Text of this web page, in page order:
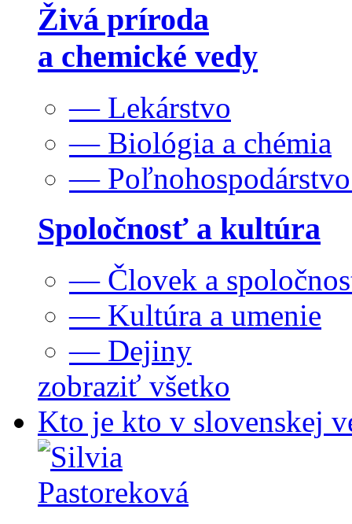
Živá príroda
a chemické vedy
— Lekárstvo
— Biológia a chémia
—
Spoločnosť a kultúra
— Človek a
— Kultúra a umenie
— Dejiny
zobraziť všetko
Kto je kto v slovenskej